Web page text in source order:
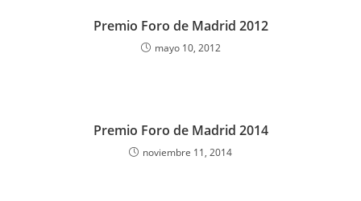
Premio Foro de Madrid 2012
mayo 10, 2012
Premio Foro de Madrid 2014
noviembre 11, 2014